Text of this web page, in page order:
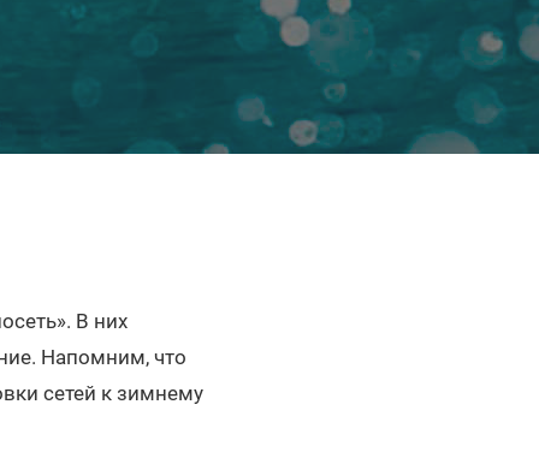
В них
Напомним, что
сетей к зимнему